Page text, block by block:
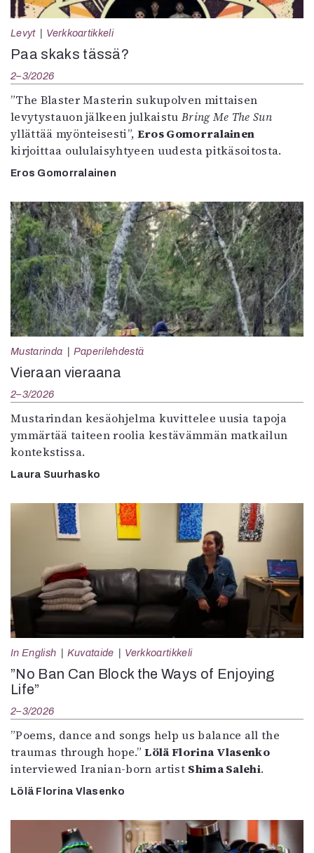
Levyt Verkkoartikkeli
Paa skaks tässä?
2–3/2026
”The Blaster Masterin sukupolven mittaisen
levytystauon jälkeen julkaistu Bring Me The Sun
yllättää myönteisesti”, Eros Gomorralainen
kirjoittaa oululaisyhtyeen uudesta pitkäsoitosta.
Eros Gomorralainen
Mustarinda Paperilehdestä
Vieraan vieraana
2–3/2026
Mustarindan kesäohjelma kuvittelee uusia tapoja
ymmärtää taiteen roolia kestävämmän matkailun
kontekstissa.
Laura Suurhasko
In English Kuvataide Verkkoartikkeli
”No Ban Can Block the Ways of Enjoying
Life”
2–3/2026
”Poems, dance and songs help us balance all the
traumas through hope.”Lölä Florina Vlasenko
interviewed Iranian-born artist Shima Salehi.
Lölä Florina Vlasenko